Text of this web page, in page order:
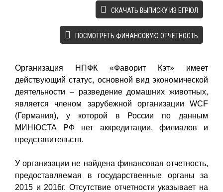
CКАЧАТЬ ВЫПИСКУ ИЗ ЕГРЮЛ
ПОСМОТРЕТЬ ФИНАНСОВУЮ ОТЧЕТНОСТЬ
Организация НПФК «Фаворит Кэт» имеет
действующий статус, основной вид экономической
деятельности – разведение домашних животных,
является членом зарубежной организации WCF
(Германия), у которой в России по данным
МИНЮСТА РФ нет аккредитации, филиалов и
представительств.
У организации не найдена финансовая отчетность,
предоставляемая в государственные органы за
2015 и 2016г. Отсутствие отчетности указывает на